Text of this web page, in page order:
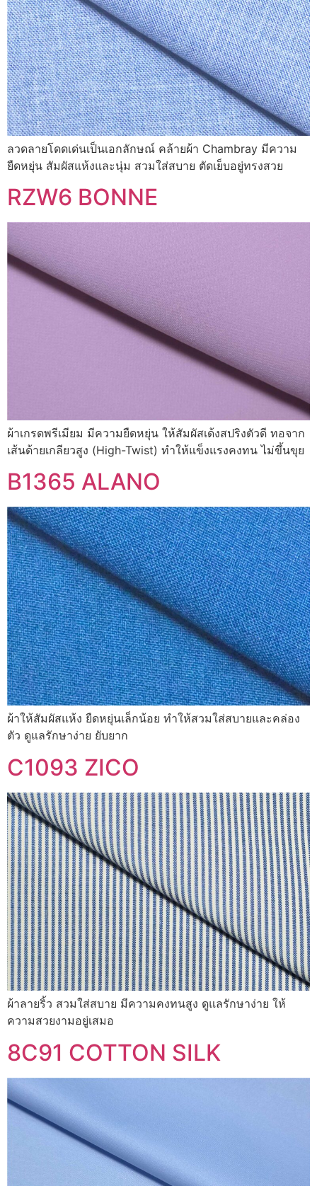
ลวดลายโดดเด่นเป็นเอกลักษณ์ คล้ายผ้า Chambray มีความ
ยืดหยุ่น สัมผัสแห้งและนุ่ม สวมใส่สบาย ตัดเย็บอยู่ทรงสวย
RZW6 BONNE
ผ้าเกรดพรีเมียม มีความยืดหยุ่น ให้สัมผัสเด้งสปริงตัวดี ทอจาก
เส้นด้ายเกลียวสูง (High-Twist) ทำให้แข็งแรงคงทน ไม่ขึ้นขุย
B1365 ALANO
ผ้าให้สัมผัสแห้ง ยืดหยุ่นเล็กน้อย ทำให้สวมใส่สบายและคล่อง
ตัว ดูแลรักษาง่าย ยับยาก
C1093 ZICO
ผ้าลายริ้ว สวมใส่สบาย มีความคงทนสูง ดูแลรักษาง่าย ให้
ความสวยงามอยู่เสมอ
8C91 COTTON SILK